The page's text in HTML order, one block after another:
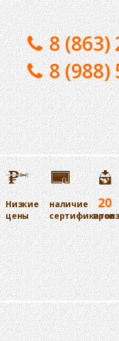
8 (863)
8 (988)
Низкие
цены
наличие
сертификатов
20